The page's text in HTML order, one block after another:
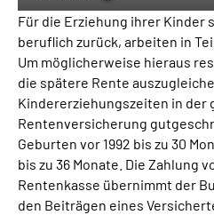
Für die Erziehung ihrer Kinder
beruflich zurück, arbeiten in
Um möglicherweise hieraus
die spätere Rente
Kindererziehungszeiten in der
Rentenversicherung
Geburten vor 1992 bis zu 30
bis zu 36 Monate. Die Zahlung
Rentenkasse übernimmt der
den Beiträgen eines